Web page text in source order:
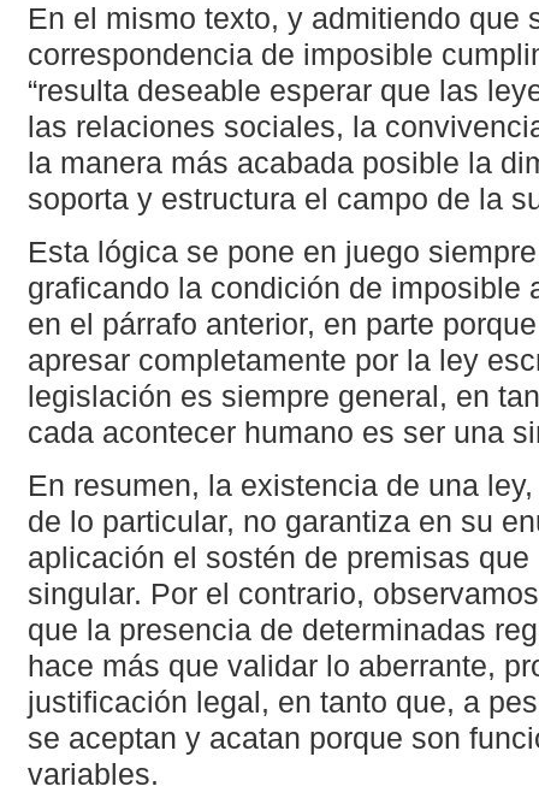
En el mismo texto, y admitiendo que
correspondencia de imposible
“resulta deseable esperar que las
las relaciones sociales, la
la manera más acabada posible la
soporta y estructura el campo de la
Esta lógica se pone en juego
graficando la condición de imposible
en el párrafo anterior, en parte
apresar completamente por la ley
legislación es siempre general, en
cada acontecer humano es ser una
En resumen, la existencia de una
de lo particular, no garantiza en su
aplicación el sostén de premisas
singular. Por el contrario,
que la presencia de determinadas
hace más que validar lo aberrante,
justificación legal, en tanto que, a
se aceptan y acatan porque son
variables.